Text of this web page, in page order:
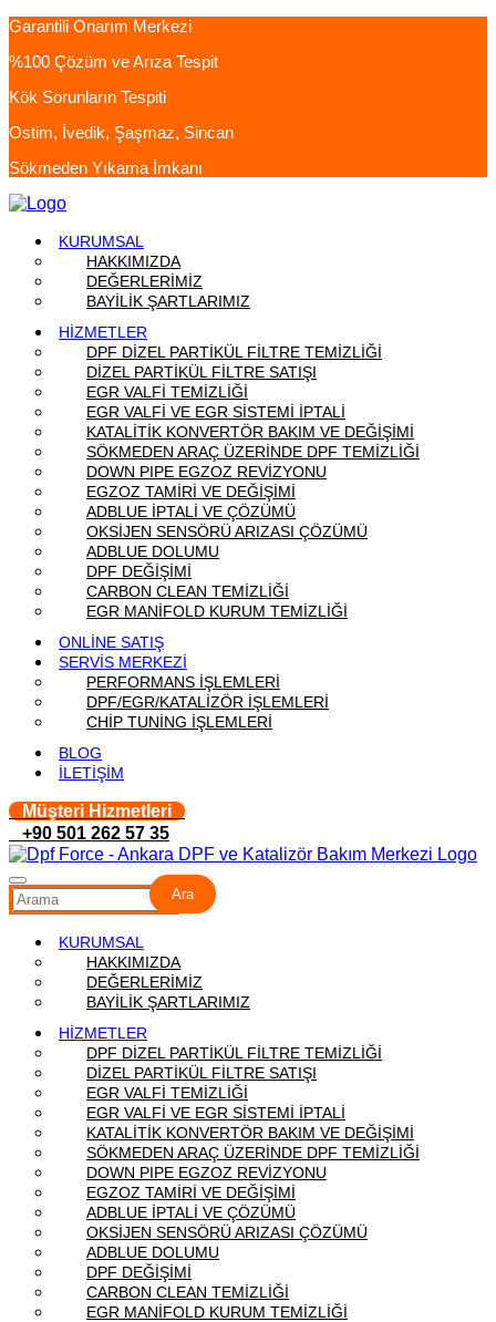
Garantili Onarım Merkezi
%100 Çözüm ve Arıza Tespit
Kök Sorunların Tespiti
Ostim, İvedik, Şaşmaz, Sincan
Sökmeden Yıkama İmkanı
KURUMSAL
HAKKIMIZDA
DEĞERLERİMİZ
BAYİLİK ŞARTLARIMIZ
HİZMETLER
DPF DİZEL PARTİKÜL FİLTRE TEMİZLİĞİ
DİZEL PARTİKÜL FİLTRE SATIŞI
EGR VALFİ TEMİZLİĞİ
EGR VALFİ VE EGR SİSTEMİ İPTALİ
KATALİTİK KONVERTÖR BAKIM VE DEĞİŞİMİ
SÖKMEDEN ARAÇ ÜZERİNDE DPF TEMİZLİĞİ
DOWN PIPE EGZOZ REVİZYONU
EGZOZ TAMİRİ VE DEĞİŞİMİ
ADBLUE İPTALİ VE ÇÖZÜMÜ
OKSİJEN SENSÖRÜ ARIZASI ÇÖZÜMÜ
ADBLUE DOLUMU
DPF DEĞİŞİMİ
CARBON CLEAN TEMİZLİĞİ
EGR MANİFOLD KURUM TEMİZLİĞİ
ONLİNE SATIŞ
SERVİS MERKEZİ
PERFORMANS İŞLEMLERİ
DPF/EGR/KATALİZÖR İŞLEMLERİ
CHİP TUNİNG İŞLEMLERİ
BLOG
İLETİŞİM
Müşteri Hizmetleri
+90 501 262 57 35
Ara
KURUMSAL
HAKKIMIZDA
DEĞERLERİMİZ
BAYİLİK ŞARTLARIMIZ
HİZMETLER
DPF DİZEL PARTİKÜL FİLTRE TEMİZLİĞİ
DİZEL PARTİKÜL FİLTRE SATIŞI
EGR VALFİ TEMİZLİĞİ
EGR VALFİ VE EGR SİSTEMİ İPTALİ
KATALİTİK KONVERTÖR BAKIM VE DEĞİŞİMİ
SÖKMEDEN ARAÇ ÜZERİNDE DPF TEMİZLİĞİ
DOWN PIPE EGZOZ REVİZYONU
EGZOZ TAMİRİ VE DEĞİŞİMİ
ADBLUE İPTALİ VE ÇÖZÜMÜ
OKSİJEN SENSÖRÜ ARIZASI ÇÖZÜMÜ
ADBLUE DOLUMU
DPF DEĞİŞİMİ
CARBON CLEAN TEMİZLİĞİ
EGR MANİFOLD KURUM TEMİZLİĞİ